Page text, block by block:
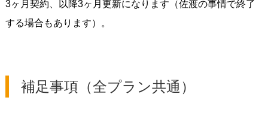
3ヶ月契約、以降3ヶ月更新になります（佐渡の事情で終了
する場合もあります）。
補足事項（全プラン共通）